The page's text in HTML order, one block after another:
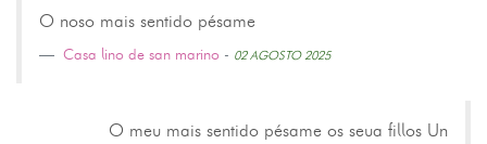
O noso mais sentido pésame
Casa lino de san marino - 02 AGOSTO 2025
O meu mais sentido pésame os seua fillos Un